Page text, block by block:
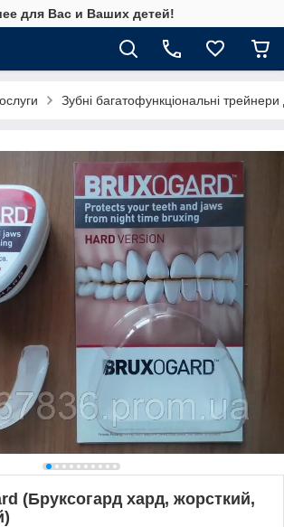
для Вас и Ваших детей!
Зубні багатофункціональні
(Бруксогард хард, жорсткий,